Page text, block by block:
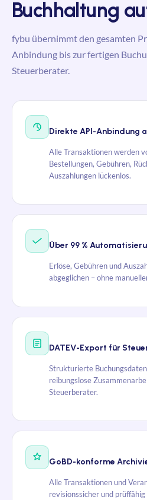
Buchhaltung
fybu übernimmt den gesamten
Anbindung bis zur fertigen
Steuerberater.
Direkte API-Anbindung
Alle Transaktionen werden
Bestellungen, Gebühren,
Auszahlungen lückenlos.
Über 99 %
Erlöse, Gebühren und
abgeglichen – ohne
DATEV-Export für
Strukturierte
reibungslose
Steuerberater.
GoBD-konforme
Alle Transaktionen und
revisionssicher und